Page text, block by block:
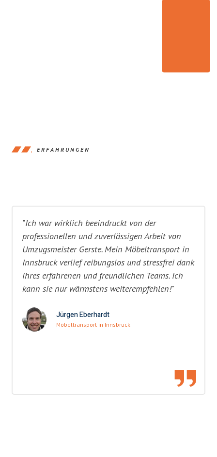
ERFAHRUNGEN
"Ich war wirklich beeindruckt von der
professionellen und zuverlässigen Arbeit von
Umzugsmeister Gerste. Mein Möbeltransport in
Innsbruck verlief reibungslos und stressfrei dank
ihres erfahrenen und freundlichen Teams. Ich
kann sie nur wärmstens weiterempfehlen!"
Jürgen Eberhardt
Möbeltransport in Innsbruck